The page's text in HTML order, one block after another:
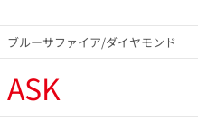
ブルーサファイア/ダイヤモンド
ASK